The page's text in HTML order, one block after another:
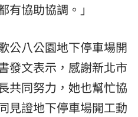
有協助協調。」
公八公園地下停車場開
發文表示，感謝新北市
共同努力，她也幫忙協
見證地下停車場開工動